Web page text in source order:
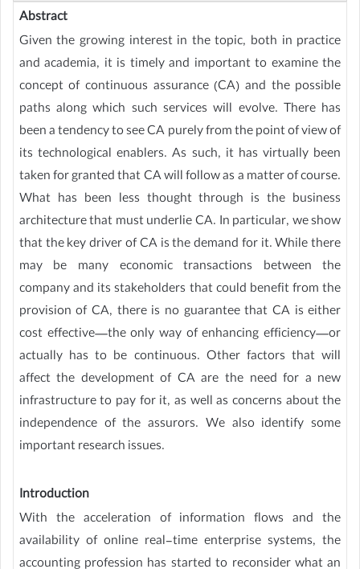
Abstract
Given the growing interest in the topic, both in practice
and academia, it is timely and important to examine the
concept of continuous assurance (CA) and the possible
paths along which such services will evolve. There has
been a tendency to see CA purely from the point of view of
its technological enablers. As such, it has virtually been
taken for granted that CA will follow as a matter of course.
What has been less thought through is the business
architecture that must underlie CA. In particular, we show
that the key driver of CA is the demand for it. While there
may be many economic transactions between the
company and its stakeholders that could benefit from the
provision of CA, there is no guarantee that CA is either
cost effective—the only way of enhancing efficiency—or
actually has to be continuous. Other factors that will
affect the development of CA are the need for a new
infrastructure to pay for it, as well as concerns about the
independence of the assurors. We also identify some
important research issues.
Introduction
With the acceleration of information flows and the
availability of online real-time enterprise systems, the
accounting profession has started to reconsider what an